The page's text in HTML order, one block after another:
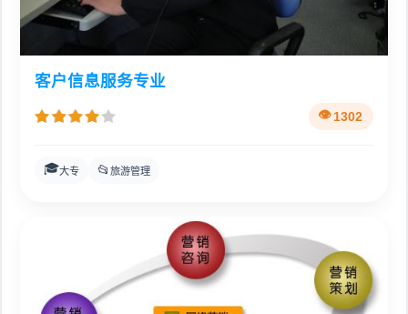
客户信息服务专业
1302
🎓大专 📂 旅游管理